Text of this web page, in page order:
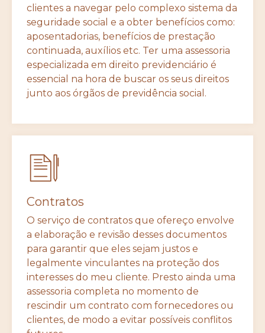
clientes a navegar pelo complexo sistema da
seguridade social e a obter benefícios como:
aposentadorias, benefícios de prestação
continuada, auxílios etc. Ter uma assessoria
especializada em direito previdenciário é
essencial na hora de buscar os seus direitos
junto aos órgãos de previdência social.
Contratos
O serviço de contratos que ofereço envolve
a elaboração e revisão desses documentos
para garantir que eles sejam justos e
legalmente vinculantes na proteção dos
interesses do meu cliente. Presto ainda uma
assessoria completa no momento de
rescindir um contrato com fornecedores ou
clientes, de modo a evitar possíveis conflitos